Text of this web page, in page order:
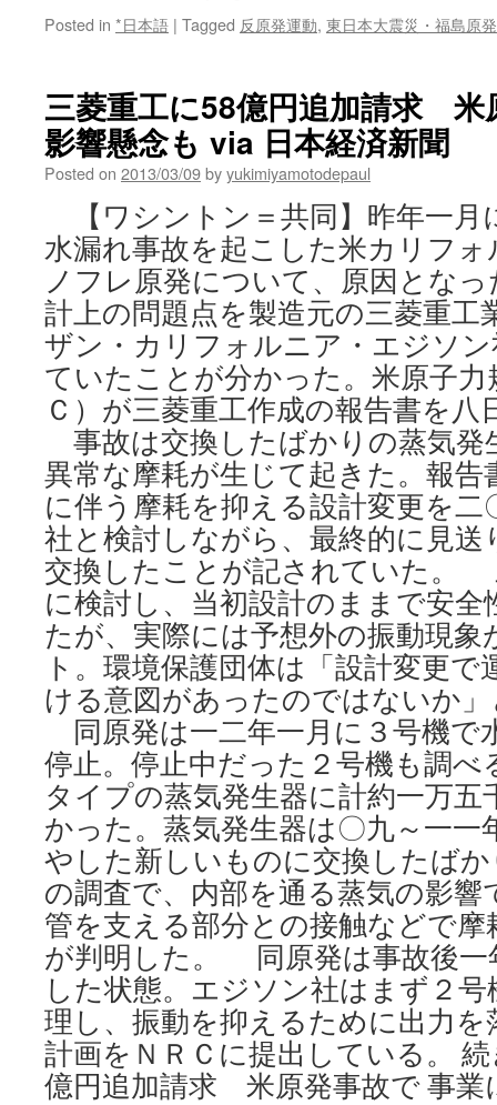
Posted in *日本語 | Tagged 反原発運動, 東日本大震災・福島原発
三菱重工に58億円追加請求 米
影響懸念も via 日本経済新聞
Posted on 2013/03/09byyukimiyamotodepaul
【ワシントン＝共同】昨年一月
水漏れ事故を起こした米カリフ
ノフレ原発について、原因とな
計上の問題点を製造元の三菱重工
ザン・カリフォルニア・エジソ
ていたことが分かった。米原子力
Ｃ）が三菱重工作成の報告書を
事故は交換したばかりの蒸気発
異常な摩耗が生じて起きた。報告
に伴う摩耗を抑える設計変更を
社と検討しながら、最終的に見送
交換したことが記されていた。
に検討し、当初設計のままで安
たが、実際には予想外の振動現
ト。環境保護団体は「設計変更
ける意図があったのではないか
同原発は一二年一月に３号機で
停止。停止中だった２号機も調
タイプの蒸気発生器に計約一万五
かった。蒸気発生器は〇九～一一
やした新しいものに交換したば
の調査で、内部を通る蒸気の影響
管を支える部分との接触などで
が判明した。 同原発は事故後一
した状態。エジソン社はまず２
理し、振動を抑えるために出力
計画をＮＲＣに提出している。
億円追加請求 米原発事故で 事業